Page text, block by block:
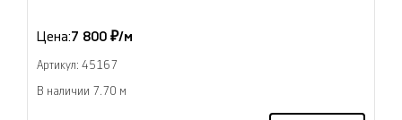
Цена:7 800 ₽/м
Артикул: 45167
В наличии 7.70 м